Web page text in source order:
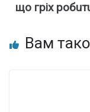
щo гpix
Вам